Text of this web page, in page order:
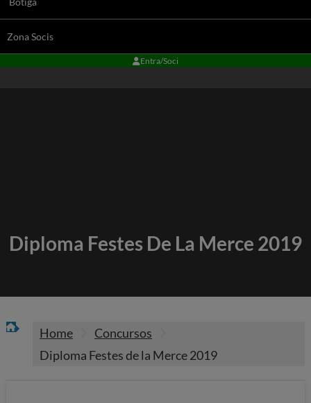
Zona Socis
Entra/Soci
Diploma Festes De La Merce 2019
Home
Concursos
Diploma Festes de la Merce 2019